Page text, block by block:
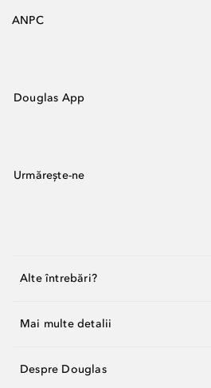
ANPC
Douglas App
Urmărește-ne
Alte întrebări?
Mai multe detalii
Despre Douglas